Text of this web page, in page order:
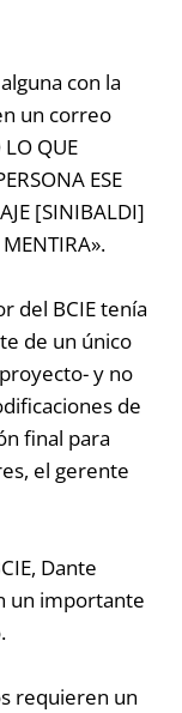
con la
un correo
QUE
ESE
[SINIBALDI]
del BCIE tenía
de un único
y no
de
final para
el gerente
Dante
un importante
requieren un